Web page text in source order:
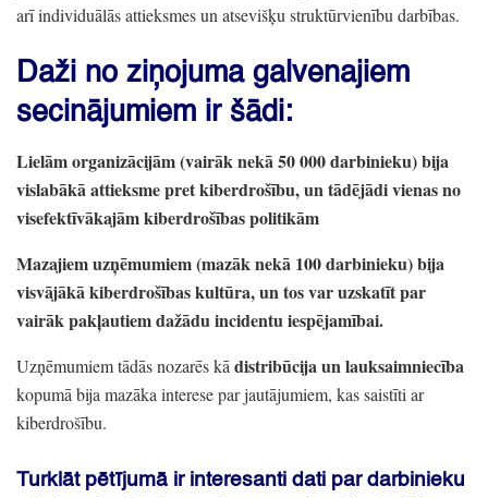
arī individuālās attieksmes un atsevišķu struktūrvienību darbības.
Daži no ziņojuma galvenajiem
secinājumiem ir šādi:
Lielām organizācijām(vairāk nekā 50 000 darbinieku)bija
vislabākā attieksme pret kiberdrošību,un tādējādi vienas no
visefektīvākajām kiberdrošības politikām
Mazajiem uzņēmumiem(mazāk nekā 100 darbinieku)bija
visvājākā kiberdrošības kultūra,un tos var uzskatīt par
vairāk pakļautiem dažādu incidentu iespējamībai.
Uzņēmumiem tādās nozarēs kādistribūcija un lauksaimniecība
kopumā bija mazāka interese par jautājumiem, kas saistīti ar
kiberdrošību.
Turklāt pētījumā ir interesanti dati par darbinieku